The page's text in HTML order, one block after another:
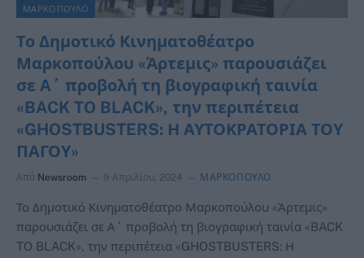
ΜΑΡΚΟΠΟΥΛΟ
Το Δημοτικό Κινηματοθέατρο
Μαρκοπούλου «Άρτεμις» παρουσιάζει
σε Α΄ προβολή τη βιογραφική ταινία
«BACK TO BLACK», την περιπέτεια
«GHOSTBUSTERS: Η ΑΥΤΟΚΡΑΤΟΡΙΑ ΤΟΥ
ΠΑΓΟΥ»
Από Newsroom 9 Απριλίου, 2024 ΜΑΡΚΟΠΟΥΛΟ
Το Δημοτικό Κινηματοθέατρο Μαρκοπούλου «Άρτεμις»
παρουσιάζει σε Α΄ προβολή τη βιογραφική ταινία «BACK
TO BLACK», την περιπέτεια «GHOSTBUSTERS: Η